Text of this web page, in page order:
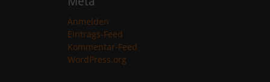
Anmelden
Eintrags-Feed
Kommentar-Feed
WordPress.org